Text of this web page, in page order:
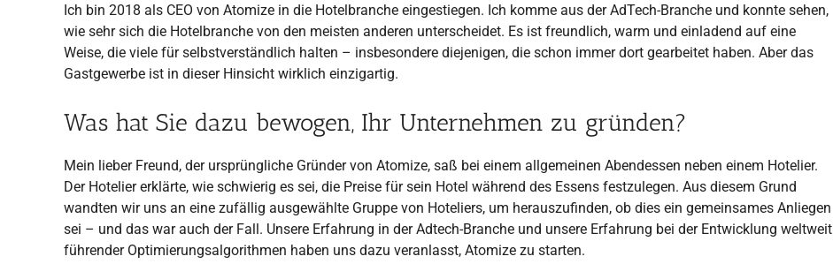
Ich bin 2018 als CEO von Atomize in die Hotelbranche eingestiegen. Ich komme aus der AdTech-Branche und konnte sehen,
wie sehr sich die Hotelbranche von den meisten anderen unterscheidet. Es ist freundlich, warm und einladend auf eine
Weise, die viele für selbstverständlich halten – insbesondere diejenigen, die schon immer dort gearbeitet haben. Aber das
Gastgewerbe ist in dieser Hinsicht wirklich einzigartig.
Was hat Sie dazu bewogen, Ihr Unternehmen zu gründen?
Mein lieber Freund, der ursprüngliche Gründer von Atomize, saß bei einem allgemeinen Abendessen neben einem Hotelier.
Der Hotelier erklärte, wie schwierig es sei, die Preise für sein Hotel während des Essens festzulegen. Aus diesem Grund
wandten wir uns an eine zufällig ausgewählte Gruppe von Hoteliers, um herauszufinden, ob dies ein gemeinsames Anliegen
sei – und das war auch der Fall. Unsere Erfahrung in der Adtech-Branche und unsere Erfahrung bei der Entwicklung weltweit
führender Optimierungsalgorithmen haben uns dazu veranlasst, Atomize zu starten.